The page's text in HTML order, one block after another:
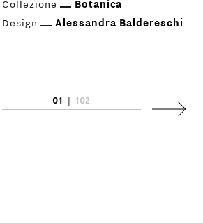
PRODOTTI
Collezione
Botanica
Design
Alessandra Baldereschi
01 | 102